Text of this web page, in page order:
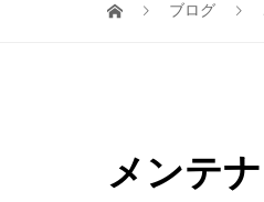
ブログ
メンテ